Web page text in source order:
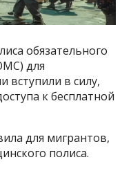
обязательного
для
вступили в силу,
к бесплатной
для мигрантов,
полиса.